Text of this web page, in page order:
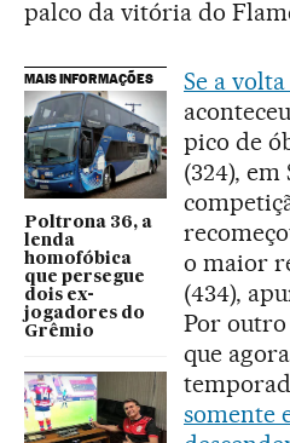
palco da vitória do
MAIS INFORMAÇÕES
Poltrona 36, a
lenda
homofóbica
que persegue
dois ex-
jogadores do
Grêmio
Se a
pico de
(324), em
o maior
(434),
Por
que
somente